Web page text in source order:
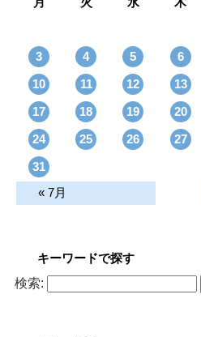
« 7月
3 4 5 6
10 11 12 13
17 18 19 20
24 25 26 27
31
キーワードで探す
検索: